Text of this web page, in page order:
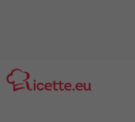
al
contenuto